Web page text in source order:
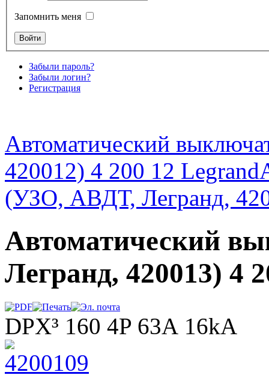
Запомнить меня
Забыли пароль?
Забыли логин?
Регистрация
Автоматический
420012) 4 200 12 Legrand
(УЗО, АВДТ, Легранд,
Автоматический
Легранд, 420013) 4
DPX³ 160 4P 63А 16kA